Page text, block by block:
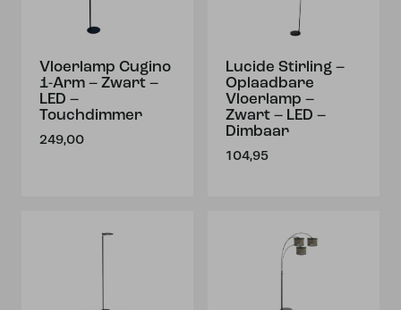
Vloerlamp Cugino
1-Arm – Zwart –
LED –
Touchdimmer
249,00
Lucide Stirling –
Oplaadbare
Vloerlamp –
Zwart – LED –
Dimbaar
104,95